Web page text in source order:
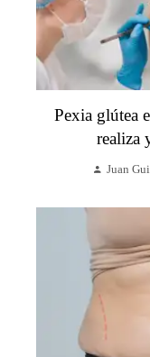
Pexia glútea
realiza
Juan